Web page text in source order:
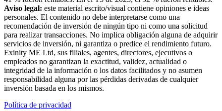
Aviso legal: este material escrito/visual contiene opiniones e ideas
personales. El contenido no debe interpretarse como una
recomendación de inversión de ningún tipo ni como una solicitud
para realizar transacciones. No implica obligación alguna de adquirir
servicios de inversión, ni garantiza o predice el rendimiento futuro.
Exinity ME Ltd, sus filiales, agentes, directores, ejecutivos o
empleados no garantizan la exactitud, validez, actualidad o
integridad de la información o los datos facilitados y no asumen
responsabilidad alguna por las pérdidas derivadas de cualquier
inversión basada en los mismos.
Política de privacidad